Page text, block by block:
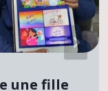
une fille